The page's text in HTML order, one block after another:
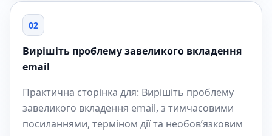
02
Вирішіть проблему завеликого вкладення
email
Практична сторінка для: Вирішіть проблему
завеликого вкладення email, з тимчасовими
посиланнями, терміном дії та необов’язковим